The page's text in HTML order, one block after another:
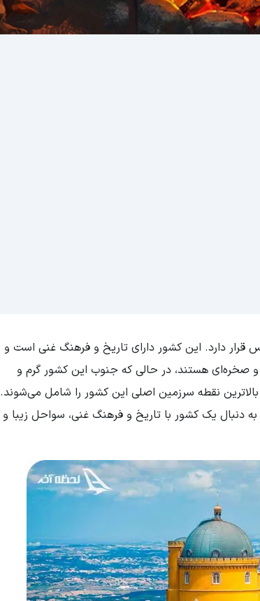
قرار دارد. این کشور دارای تاریخ و فرهنگ غنی است و
و صخره‌ای هستند، در حالی که جنوب این کشور گرم و
نقطه سرزمین اصلی این کشور را شامل می‌شوند.
دنبال یک کشور با تاریخ و فرهنگ غنی، سواحل زیبا و